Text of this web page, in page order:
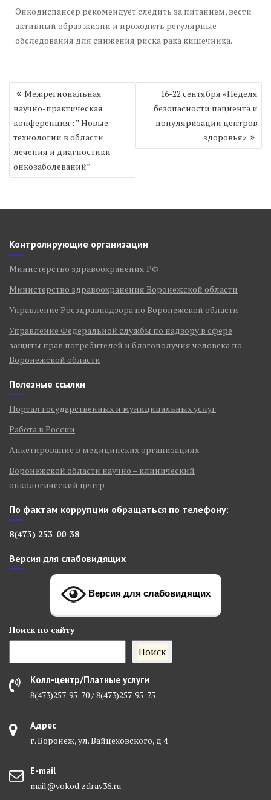
Онкодиспансер рекомендует следить за питанием, вести
активный образ жизни и проходить регулярные
обследования для снижения риска рака кишечника.
Навигация
по
записям
Межрегиональная
научно-практическая
конференция : ” Новые
технологии в области
лечения и диагностики
онкозаболеваний”
16-22 сентября «Неделя
безопасности пациента и
популяризации центров
здоровья»
Контролирующие организации
Министерство здравоохранения РФ
Министерство здравоохранения Воронежской области
Управление Росздравнадзора по Воронежской области
Управление Федеральной службы по надзору в сфере
защиты прав потребителей и благополучия человека по
Воронежской области
Полезные ссылки
Портал государственных и муниципальных услуг
Работа в России
Анкетирование в медицинских организациях
Воронежской области научно – клинический
онкологический центр
По фактам коррупции обращаться по телефону:
8(473) 253-00-38
Версия для слабовидящих
Версия для слабовидящих
Поиск по сайту
Поиск
Колл-центр/Платные услуги
8(473)257-95-70 / 8(473)257-95-75
Адрес
г. Воронеж, ул. Вайцеховского, д 4
E-mail
mail@vokod.zdrav36.ru